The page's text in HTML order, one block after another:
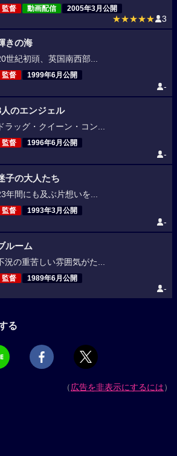
監督 動画配信 2005年3月公開
★★★★★ 3
きの海
世紀初頭、英国南西部...
監督 1999年6月公開
-
のエンジェル
ドラッグ・クイーン・コン...
監督 1996年6月公開
-
子の大人たち
年間にも及ぶ片想いを...
監督 1993年3月公開
-
ルーム
況の重苦しい雰囲気がた...
監督 1989年6月公開
-
る
（広告を非表示にするには）